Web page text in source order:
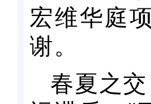
宏维华庭
谢。
春夏之